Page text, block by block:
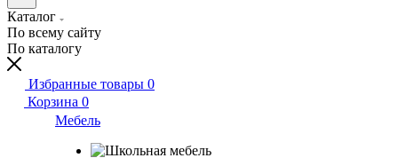
Каталог
По всему сайту
По каталогу
Избранные товары 0
Корзина 0
Мебель